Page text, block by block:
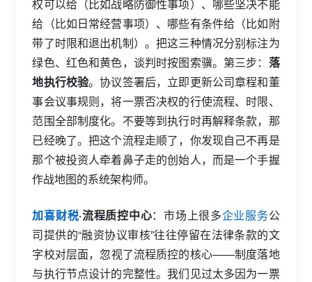
权可以给（比如战略防御性事项）、哪些坚决不能
给（比如日常经营事项）、哪些有条件给（比如附
带了时限和退出机制）。把这三种情况分别标注为
绿色、红色和黄色，谈判时按图索骥。第三步： 落
地执行校验。协议签署后，立即更新公司章程和董
事会议事规则，将一票否决权的行使流程、时限、
范围全部制度化。不要等到执行时再解释条款，那
已经晚了。把这个流程走顺了，你发现自己不再是
那个被投资人牵着鼻子走的创始人，而是一个手握
作战地图的系统架构师。
加喜财税·流程质控中心：市场上很多企业服务公
司提供的“融资协议审核”往往停留在法律条款的文
字校对层面，忽视了流程质控的核心——制度落地
与执行节点设计的完整性。我们见过太多因为一票